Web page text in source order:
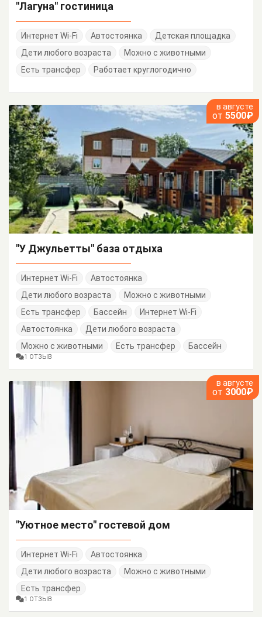
"Лагуна" гостиница
Интернет Wi-Fi Автостоянка
Детская площадка
Дети любого возраста
Можно с животными
Есть трансфер
Работает круглогодично
в августе
от 5500₽
"У Джульетты" база отдыха
Интернет Wi-Fi
Автостоянка
Дети любого возраста
Можно с животными
Есть трансфер
Бассейн
Интернет Wi-Fi
Автостоянка
Дети любого возраста
Можно с животными
Есть трансфер Бассейн
1 ОТЗЫВ
в августе
от 3000₽
"Уютное место" гостевой дом
Интернет Wi-Fi
Автостоянка
Дети любого возраста
Можно с животными
Есть трансфер
1 ОТЗЫВ